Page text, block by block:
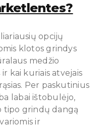
opcijų
klotos grindys
medžio
kai kuriais atvejais
Per paskutinius
labai ištobulėjo,
tipo grindų dangą
ir